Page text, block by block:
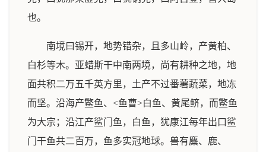
也。
南境曰锡开，地势错杂，且多山岭，产黄柏、
白杉等木。亚蜡斯干中南两境，尚有耕种之地，地
面共积二万五千英方里，土产不过番薯蔬菜，地冻
而坚。沿海产鳘鱼、<鱼曹>白鱼、黄尾鲚，而鳘鱼
为大宗；沿江产鲨门鱼，白鱼，犹康江每年出口鲨
门干鱼共二百万，鱼多实冠地球。兽有麋、鹿、